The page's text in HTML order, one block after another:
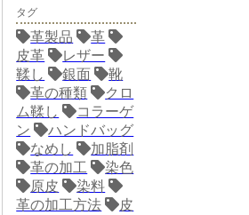
タグ
革製品
革
皮革
レザー
鞣し
銀面
靴
革の種類
クロ
ム鞣し
コラーゲ
ン
ハンドバッグ
なめし
加脂剤
革の加工
染色
原皮
染料
革の加工方法
皮